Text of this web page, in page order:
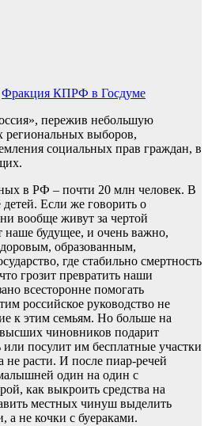
Фракция КПРФ в Госдуме
пережив небольшую
региональных выборов,
социальных прав граждан, в
в РФ – почти 20 млн человек. В
Если же говорить о
вообще живут за чертой
наше будущее, и очень важно,
образованным,
где стабильно смертность
грозит превратить наши
всесторонне помогать
российское руководство не
к этим семьям. Но больше на
чиновников подарит
посулит им бесплатные участки
не расти. И после пиар-речей
один на один с
как выкроить средства на
местных чинуш выделить
а не кочки с буераками.